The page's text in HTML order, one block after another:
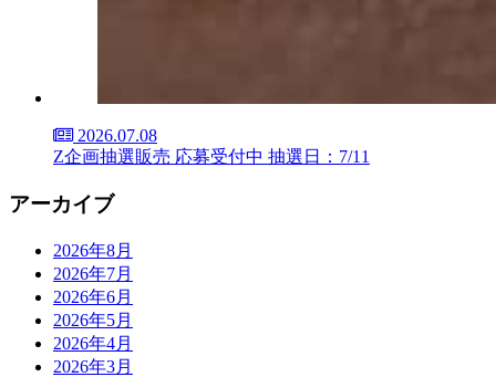
2026.07.08
Z企画抽選販売 応募受付中 抽選日：7/11
アーカイブ
2026年8月
2026年7月
2026年6月
2026年5月
2026年4月
2026年3月